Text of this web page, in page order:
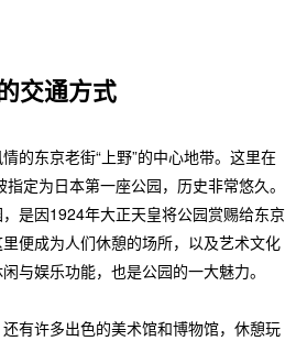
交通方式
的东京老街“上野”的中心地带。这里在
定为日本第一座公园，历史非常悠久。
是因1924年大正天皇将公园赏赐给东京
便成为人们休憩的场所，以及艺术文化
与娱乐功能，也是公园的一大魅力。
有许多出色的美术馆和博物馆，休憩玩